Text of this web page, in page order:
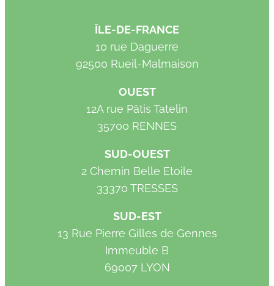
ÎLE-DE-FRANCE
10 rue Daguerre
92500 Rueil-Malmaison
OUEST
12A rue Pâtis Tatelin
35700 RENNES
SUD-OUEST
2 Chemin Belle Etoile
33370 TRESSES
SUD-EST
13 Rue Pierre Gilles de Gennes
Immeuble B
69007 LYON